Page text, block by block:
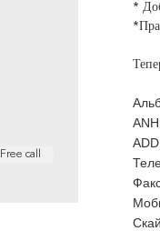
Free call
*